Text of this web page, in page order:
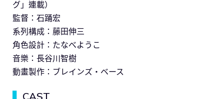
グ」連載）
監督：石踊宏
系列構成：藤田伸三
角色設計：たなべようこ
音樂：長谷川智樹
動畫製作：ブレインズ・ベース
CAST